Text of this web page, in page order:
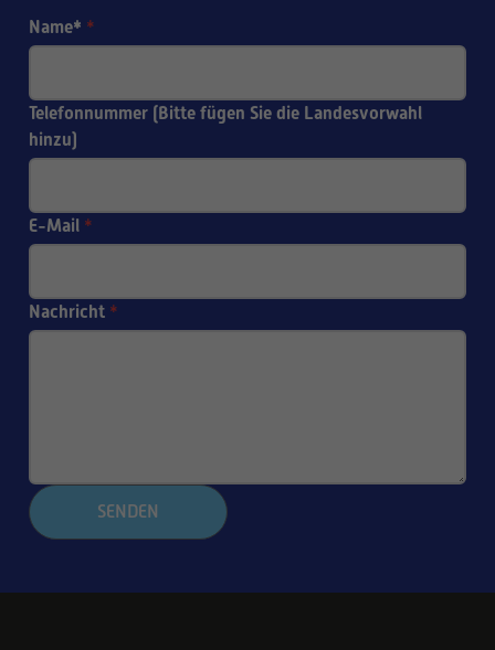
Name* *
Telefonnummer (Bitte fügen Sie die Landesvorwahl
hinzu)
E-Mail *
Nachricht *
SENDEN